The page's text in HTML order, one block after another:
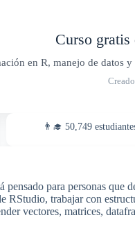
Curso
en R, manejo de datos
👨‍🎓 50,749
pensado para personas que
RStudio, trabajar con
vectores, matrices,